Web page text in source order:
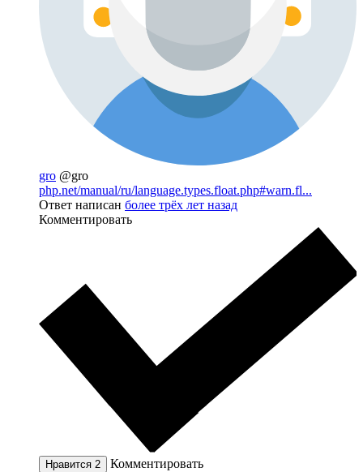
gro @gro
php.net/manual/ru/language.types.float.php#warn.fl...
Ответ написан более трёх лет назад
Комментировать
Нравится 2 Комментировать